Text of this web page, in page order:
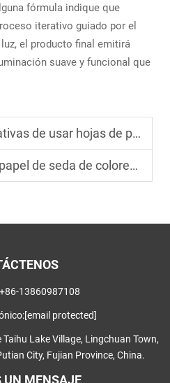
fórmula indique que
iterativo guiado por el
el producto final emitirá
suave y funcional que
de papel de seda de colores para envolver zapatos
certificado FSC es una buena opción para el embalaje sostenible
+86-13860987108
[email protected]
Taihu Lake Village, Lingchuan Town,
City, Fujian Province, China.
UN MENSAJE